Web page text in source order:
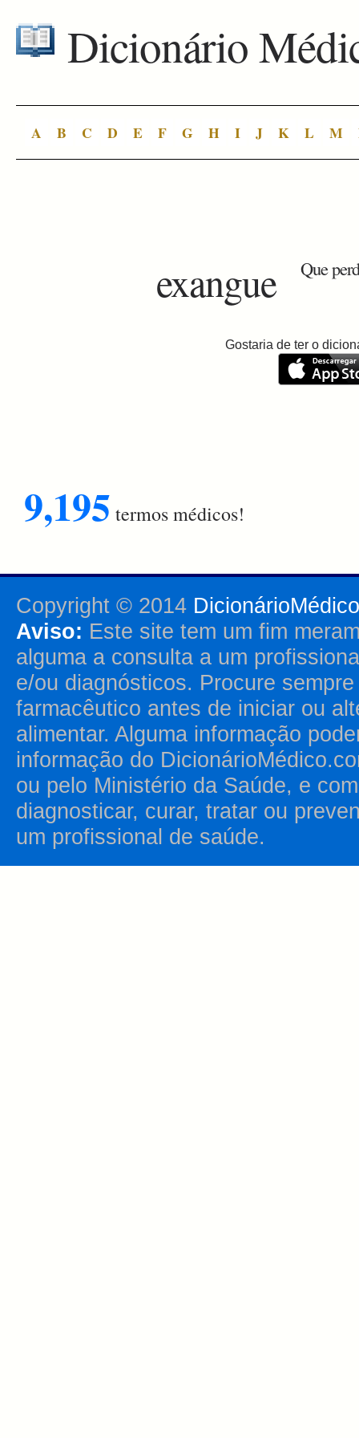
Dicionário
A B C D E F G H I J K L M
exangue Que
Gostaria de ter o
9,195 termos médicos!
Copyright © 2014
Aviso: Este site tem um fim
alguma a consulta a um
e/ou diagnósticos. Procure
farmacêutico antes de iniciar ou
alimentar. Alguma informação
informação do
ou pelo Ministério da Saúde, e
diagnosticar, curar, tratar ou
um profissional de saúde.